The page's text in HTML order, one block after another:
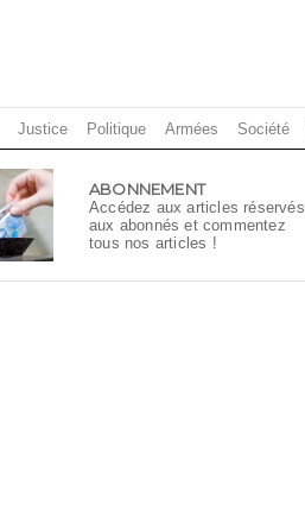
Justice Politique Armées Société
ABONNEMENT
Accédez aux articles réservés
aux abonnés et commentez
tous nos articles !